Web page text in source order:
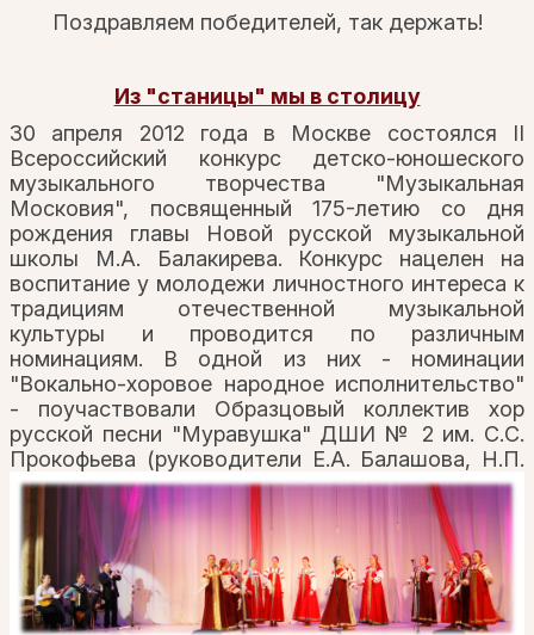
Поздравляем победителей, так держать!
Из "станицы" мы в столицу
30 апреля 2012 года в Москве состоялся II
Всероссийский конкурс детско-юношеского
музыкального творчества "Музыкальная
Московия", посвященный 175-летию со дня
рождения главы Новой русской музыкальной
школы М.А. Балакирева. Конкурс нацелен на
воспитание у молодежи личностного интереса к
традициям отечественной музыкальной
культуры и проводится по различным
номинациям. В одной из них - номинации
"Вокально-хоровое народное исполнительство"
- поучаствовали Образцовый коллектив хор
русской песни "Муравушка" ДШИ № 2 им. С.С.
Прокофьева (руководители Е.А. Балашова, Н.П.